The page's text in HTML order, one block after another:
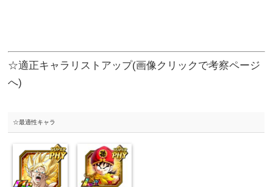
☆適正キャラリストアップ(画像クリックで考察ページ
へ)
☆最適性キャラ